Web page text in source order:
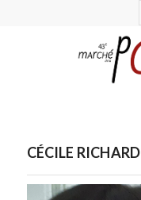
CÉCILE RICHARD